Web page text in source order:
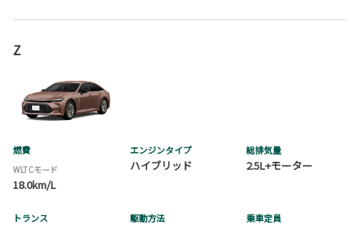
Z
燃費
WLTCモード
18.0km/L
エンジンタイプ
ハイブリッド
総排気量
2.5L+モーター
トランス
駆動方法 乗車定員